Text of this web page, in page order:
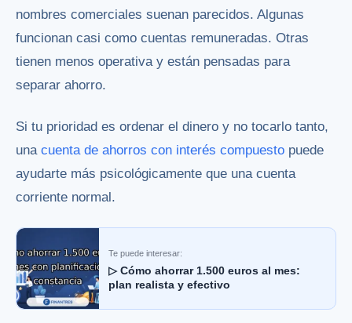
nombres comerciales suenan parecidos. Algunas
funcionan casi como cuentas remuneradas. Otras
tienen menos operativa y están pensadas para
separar ahorro.
Si tu prioridad es ordenar el dinero y no tocarlo tanto,
una cuenta de ahorros con interés compuesto puede
ayudarte más psicológicamente que una cuenta
corriente normal.
Te puede interesar:
▷ Cómo ahorrar 1.500 euros al mes:
plan realista y efectivo